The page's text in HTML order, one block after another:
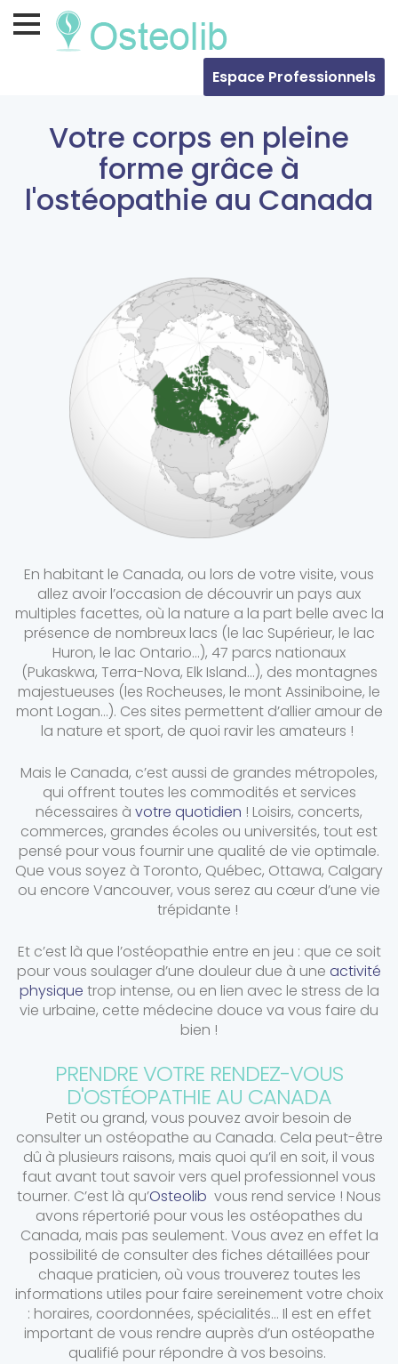
Espace Professionnels
Votre corps en pleine
forme grâce à
l'ostéopathie au Canada
En habitant le Canada, ou lors de votre visite, vous
allez avoir l’occasion de découvrir un pays aux
multiples facettes, où la nature a la part belle avec la
présence de nombreux lacs (le lac Supérieur, le lac
Huron, le lac Ontario…), 47 parcs nationaux
(Pukaskwa, Terra-Nova, Elk Island…), des montagnes
majestueuses (les Rocheuses, le mont Assiniboine, le
mont Logan…). Ces sites permettent d’allier amour de
la nature et sport, de quoi ravir les amateurs !
Mais le Canada, c’est aussi de grandes métropoles,
qui offrent toutes les commodités et services
nécessaires à votre quotidien ! Loisirs, concerts,
commerces, grandes écoles ou universités, tout est
pensé pour vous fournir une qualité de vie optimale.
Que vous soyez à Toronto, Québec, Ottawa, Calgary
ou encore Vancouver, vous serez au cœur d’une vie
trépidante !
Et c’est là que l’ostéopathie entre en jeu : que ce soit
pour vous soulager d’une douleur due à une activité
physique trop intense, ou en lien avec le stress de la
vie urbaine, cette médecine douce va vous faire du
bien !
PRENDRE VOTRE RENDEZ-VOUS
D'OSTÉOPATHIE AU CANADA
Petit ou grand, vous pouvez avoir besoin de
consulter un ostéopathe au Canada. Cela peut-être
dû à plusieurs raisons, mais quoi qu’il en soit, il vous
faut avant tout savoir vers quel professionnel vous
tourner. C’est là qu’Osteolib vous rend service ! Nous
avons répertorié pour vous les ostéopathes du
Canada, mais pas seulement. Vous avez en effet la
possibilité de consulter des fiches détaillées pour
chaque praticien, où vous trouverez toutes les
informations utiles pour faire sereinement votre choix
: horaires, coordonnées, spécialités… Il est en effet
important de vous rendre auprès d’un ostéopathe
qualifié pour répondre à vos besoins.